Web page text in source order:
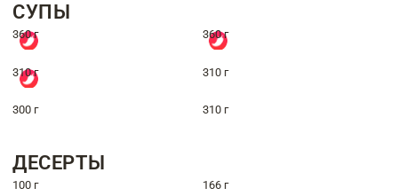
СУПЫ
360 г 360 г
310 г 310 г
300 г 310 г
ДЕСЕРТЫ
100 г 166 г